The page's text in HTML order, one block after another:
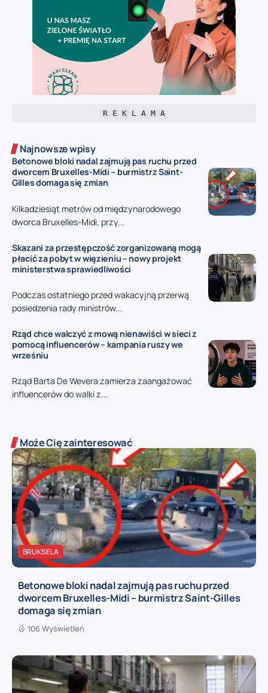
R E K L A M A
Najnowsze wpisy
Betonowe bloki nadal zajmują pas ruchu przed
dworcem Bruxelles-Midi – burmistrz Saint-
Gilles domaga się zmian
Kilkadziesiąt metrów od międzynarodowego
dworca Bruxelles-Midi, przy...
Skazani za przestępczość zorganizowaną mogą
płacić za pobyt w więzieniu – nowy projekt
ministerstwa sprawiedliwości
Podczas ostatniego przed wakacyjną przerwą
posiedzenia rady ministrów...
Rząd chce walczyć z mową nienawiści w sieci z
pomocą influencerów – kampania ruszy we
wrześniu
Rząd Barta De Wevera zamierza zaangażować
influencerów do walki z...
Może Cię zainteresować
BRUKSELA
Betonowe bloki nadal zajmują pas ruchu przed
dworcem Bruxelles-Midi – burmistrz Saint-Gilles
domaga się zmian
106 Wyświetleń